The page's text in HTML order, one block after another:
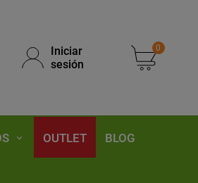
Iniciar
sesión
0
OUTLET BLOG